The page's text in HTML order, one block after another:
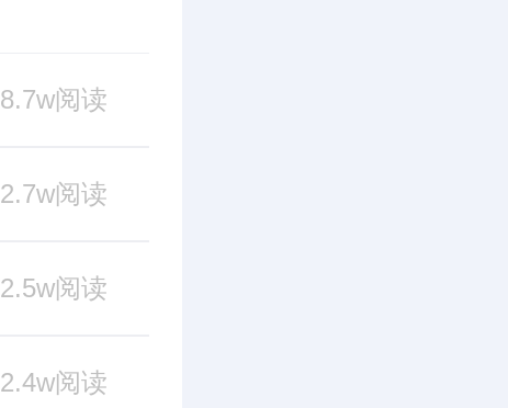
8.7w阅读
2.7w阅读
2.5w阅读
2.4w阅读